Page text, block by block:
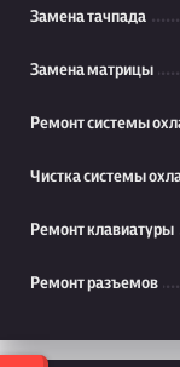
Замена тачпада
Замена матрицы
Ремонт системы
Чистка системы
Ремонт клавиатуры
Ремонт разъемов